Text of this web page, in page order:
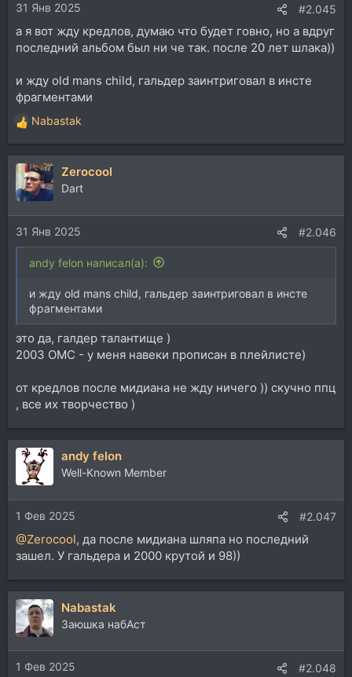
31 Янв 2025 #2.045
а я вот жду кредлов, думаю что будет говно, но а вдруг
последний альбом был ни че так. после 20 лет шлака))
и жду old mans child, гальдер заинтриговал в инсте
фрагментами
Р
е
а
к
ц
и
и
:
Nabastak
Zerocool
Dart
31 Янв 2025 #2.046
andy felon написал(а):
и жду old mans child, гальдер заинтриговал в инсте
фрагментами
это да, галдер талантище )
2003 OMC - у меня навеки прописан в плейлисте)
от кредлов после мидиана не жду ничего )) скучно ппц
, все их творчество )
andy felon
Well-Known Member
1 Фев 2025 #2.047
@Zerocool, да после мидиана шляпа но последний
зашел. У гальдера и 2000 крутой и 98))
Nabastak
Заюшка набАст
1 Фев 2025 #2.048